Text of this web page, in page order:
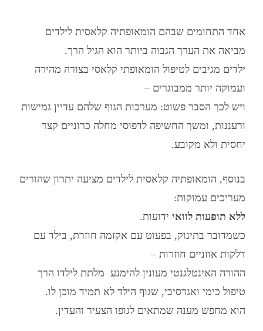
אחד התחומים שבהם הומאופתיה קלאסית לילדים
מביאה את הערך הגבוה ביותר הוא הגיל הרך.
ילדים מגיבים לטיפול הומאופתי קלאסי בצורה מהירה
ועמוקה יותר ממבוגרים –
ויש לכך הסבר פשוט: מערכות הגוף שלהם עדיין גמישות
ורעננות, ומשך החשיפה לדפוסי מחלה כרוניים קצר
יחסית ולא מקובע.
בנוסף, הומאופתיה קלאסית לילדים מציעה יתרון שהורים
מעריכים עמוקות:
ללא תופעות לוואי ידועות.
כשמדובר בתינוק, בפעוט עם אקזמה חוזרת, בילד עם
דלקות אוזניים חוזרות –
ההורה האינטלגנטי מעונין להימנע מלתת לילדו הרך
טיפול כימי ואגרסיבי, שגוף הילד לא תמיד מוכן לו.
הוא מחפש מענה שמתאים לגופו הצעיר והעדין.